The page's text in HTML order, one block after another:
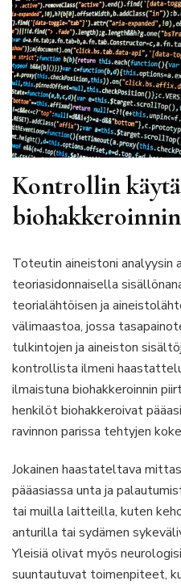
Kontrollin
Toteutin aineistoni analyysin
teoriasidonnaisella
teorialähtöisen ja
välimaastoa, jossa
tulkintojen ja aineiston
kontrollista ilmeni
ilmaistuna biohakkeroinnin
henkilöt biohakkeroivat
ravinnon parissa tehtyjen
Jokainen haastateltava
pääasiassa unta ja
tai muilla laitteilla, kuten
anturilla tai sydämen
Yleisiä olivat myös
suuntautuvat toimenpiteet,